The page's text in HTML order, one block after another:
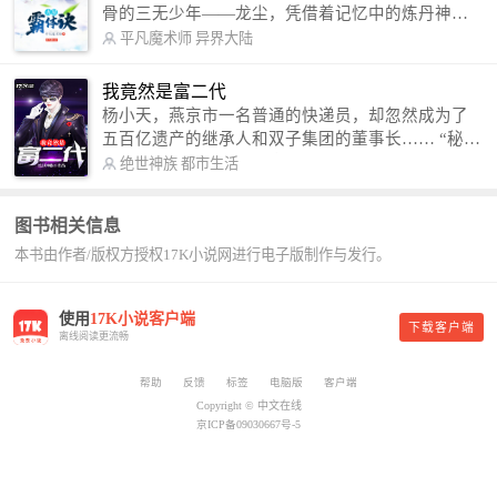
骨的三无少年——龙尘，凭借着记忆中的炼丹神
术，修行神秘功法九星霸体诀，拨开重重迷雾，解
勾搭各色美女，镇压恶鬼邪神。 江湖传闻：龙
尘一到，地吼天啸。龙尘一出，鬼泣神哭。 本
故事纯属虚构，如有雷同，那就是真事儿，想要对
号入座，抓紧时间进群：487963015 微信公众号：
平凡魔术师,或者搜索：pingfanmoshushi1982,公众
平凡魔术师 异界大陆
我竟然是富二代
杨小天，燕京市一名普通的快递员，却忽然成为了
五百亿遗产的继承人和双子集团的董事长…… “秘
书，给我定制一套百亿富翁的吃喝住行标准！” “好
呢？” “回杨总，开车太堵，已经给你安排了直升
机。” 从此，开启杨小天的百亿富翁之旅，只有他不
绝世神族 都市生活
图书相关信息
本书由作者/版权方授权17K小说网进行电子版制作与发行。
使用 17K小说客户端
离线阅读更流畅
下载客户端
帮助 反馈 标签 电脑版
客户端
Copyright © 中文在线
京ICP备09030667号-5